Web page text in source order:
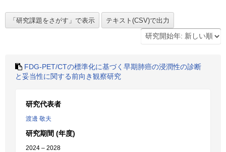
FDG-PET/CTの標準化に基づく早期肺癌の浸潤性の診断
と妥当性に関する前向き観察研究
研究代表者
渡邊 敬夫
研究期間 (年度)
2024 – 2028